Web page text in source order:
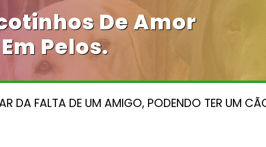
De Amor
Pelos.
DA FALTA DE UM AMIGO, PODENDO TER UM